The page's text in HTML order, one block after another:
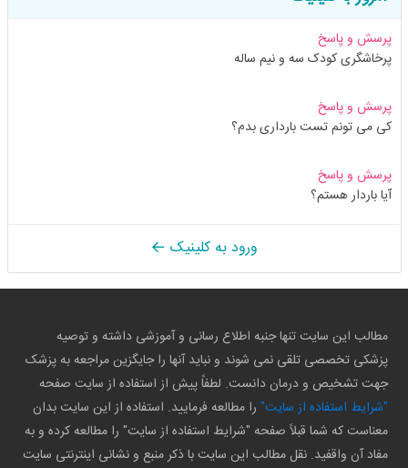
پرسش و پاسخ
پرخاشگری کودک سه و نیم ساله
پرسش و پاسخ
کی می تونم تست بارداری بدم؟
پرسش و پاسخ
آیا باردار هستم؟
ورود به کلینیک
مطالب این سایت تنها جنبه اطلاع رسانی و آموزشی داشته و توصیه
پزشکی تخصصی تلقی نمی شوند و نباید آنها را جایگزین مراجعه به پزشک
جهت تشخیص و درمان دانست. لطفاً پیش از استفاده از سایت صفحه
"شرایط استفاده از سایت" را مطالعه فرمایید. استفاده از این سایت بدان
معناست که شما قبلاً صفحه "شرایط استفاده از سایت" را مطالعه کرده و به
مفاد آن واقفید. نقل مطالب این سایت با ذکر منبع و نشانی اینترنتی سایت